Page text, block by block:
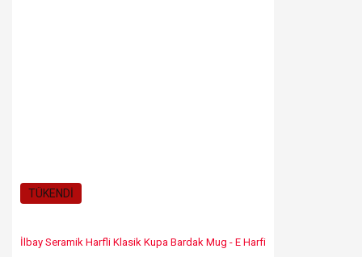
TÜKENDİ
İlbay Seramik Harfli Klasik Kupa Bardak Mug - E Harfi